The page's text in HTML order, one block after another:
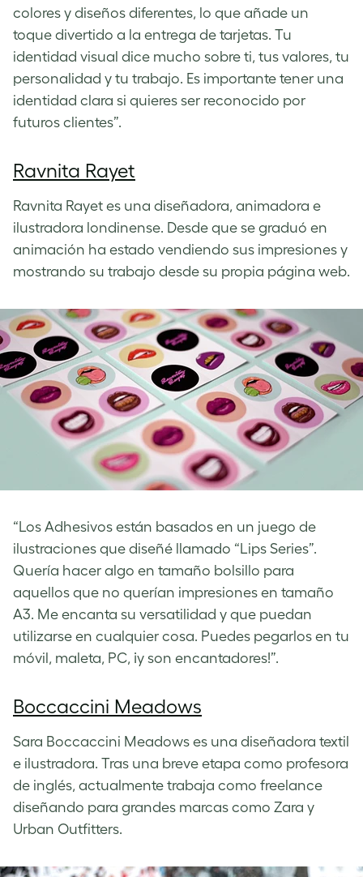
colores y diseños diferentes, lo que añade un
toque divertido a la entrega de tarjetas. Tu
identidad visual dice mucho sobre ti, tus valores, tu
personalidad y tu trabajo. Es importante tener una
identidad clara si quieres ser reconocido por
futuros clientes”.
Ravnita Rayet
Ravnita Rayet es una diseñadora, animadora e
ilustradora londinense. Desde que se graduó en
animación ha estado vendiendo sus impresiones y
mostrando su trabajo desde su propia página web.
“Los Adhesivos están basados en un juego de
ilustraciones que diseñé llamado “Lips Series”.
Quería hacer algo en tamaño bolsillo para
aquellos que no querían impresiones en tamaño
A3. Me encanta su versatilidad y que puedan
utilizarse en cualquier cosa. Puedes pegarlos en tu
móvil, maleta, PC, ¡y son encantadores!”.
Boccaccini Meadows
Sara Boccaccini Meadows es una diseñadora textil
e ilustradora. Tras una breve etapa como profesora
de inglés, actualmente trabaja como freelance
diseñando para grandes marcas como Zara y
Urban Outfitters.